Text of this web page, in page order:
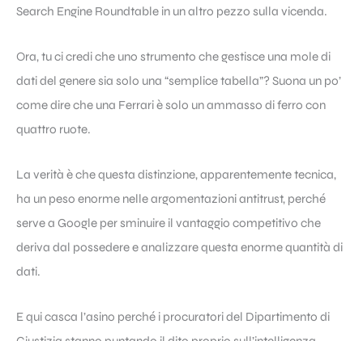
Search Engine Roundtable in un altro pezzo sulla vicenda.
Ora, tu ci credi che uno strumento che gestisce una mole di
dati del genere sia solo una “semplice tabella”? Suona un po’
come dire che una Ferrari è solo un ammasso di ferro con
quattro ruote.
La verità è che questa distinzione, apparentemente tecnica,
ha un peso enorme nelle argomentazioni antitrust, perché
serve a Google per sminuire il vantaggio competitivo che
deriva dal possedere e analizzare questa enorme quantità di
dati.
E qui casca l’asino perché i procuratori del Dipartimento di